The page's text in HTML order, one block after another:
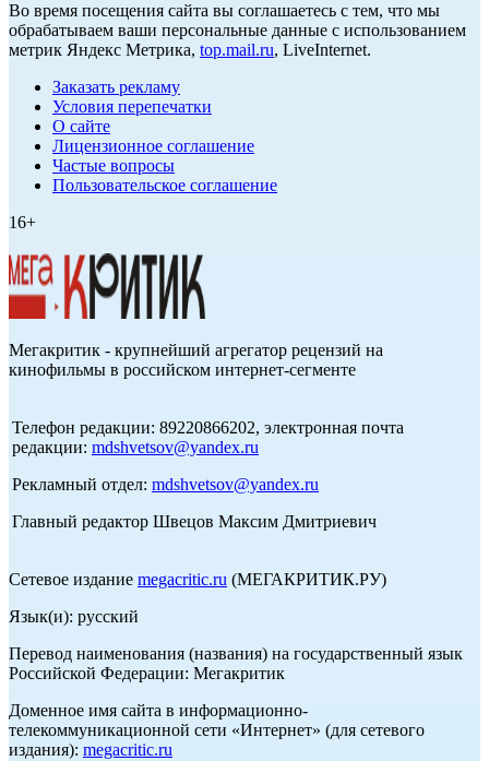
Во время посещения сайта вы соглашаетесь с тем, что мы
обрабатываем ваши персональные данные с использованием
метрик Яндекс Метрика, top.mail.ru, LiveInternet.
Заказать рекламу
Условия перепечатки
О сайте
Лицензионное соглашение
Частые вопросы
Пользовательское соглашение
16+
Мегакритик - крупнейший агрегатор рецензий на
кинофильмы в российском интернет-сегменте
Телефон редакции: 89220866202, электронная почта
редакции: mdshvetsov@yandex.ru
Рекламный отдел: mdshvetsov@yandex.ru
Главный редактор Швецов Максим Дмитриевич
Сетевое издание megacritic.ru (МЕГАКРИТИК.РУ)
Язык(и): русский
Перевод наименования (названия) на государственный язык
Российской Федерации: Мегакритик
Доменное имя сайта в информационно-
телекоммуникационной сети «Интернет» (для сетевого
издания): megacritic.ru